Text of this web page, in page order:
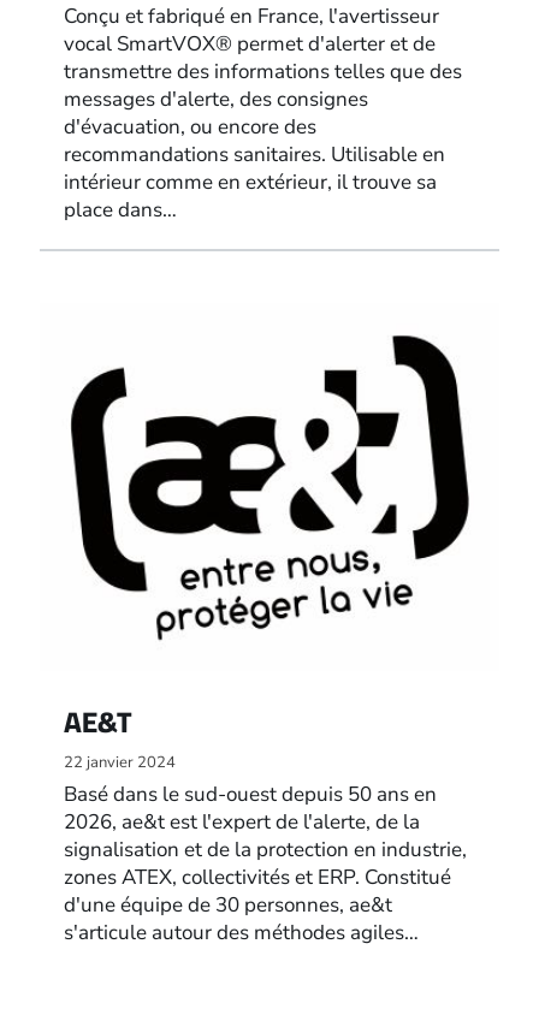
Conçu et fabriqué en France, l'avertisseur
vocal SmartVOX® permet d'alerter et de
transmettre des informations telles que des
messages d'alerte, des consignes
d'évacuation, ou encore des
recommandations sanitaires. Utilisable en
intérieur comme en extérieur, il trouve sa
place dans…
AE&T
22 janvier 2024
Basé dans le sud-ouest depuis 50 ans en
2026, ae&t est l'expert de l'alerte, de la
signalisation et de la protection en industrie,
zones ATEX, collectivités et ERP. Constitué
d'une équipe de 30 personnes, ae&t
s'articule autour des méthodes agiles…